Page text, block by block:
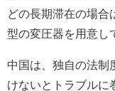
どの長期滞在の場合
型の変圧器を用意し
中国は、独自の法制
けないとトラブルに